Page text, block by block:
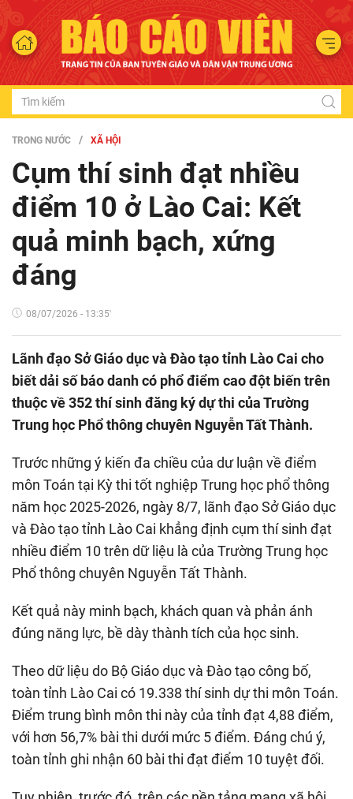
TRONG NƯỚC XÃ HỘI
Cụm thí sinh đạt nhiều
điểm 10 ở Lào Cai: Kết
quả minh bạch, xứng
đáng
08/07/2026 - 13:35'
Lãnh đạo Sở Giáo dục và Đào tạo tỉnh Lào Cai cho
biết dải số báo danh có phổ điểm cao đột biến trên
thuộc về 352 thí sinh đăng ký dự thi của Trường
Trung học Phổ thông chuyên Nguyễn Tất Thành.
Trước những ý kiến đa chiều của dư luận về điểm
môn Toán tại Kỳ thi tốt nghiệp Trung học phổ thông
năm học 2025-2026, ngày 8/7, lãnh đạo Sở Giáo dục
và Đào tạo tỉnh Lào Cai khẳng định cụm thí sinh đạt
nhiều điểm 10 trên dữ liệu là của Trường Trung học
Phổ thông chuyên Nguyễn Tất Thành.
Kết quả này minh bạch, khách quan và phản ánh
đúng năng lực, bề dày thành tích của học sinh.
Theo dữ liệu do Bộ Giáo dục và Đào tạo công bố,
toàn tỉnh Lào Cai có 19.338 thí sinh dự thi môn Toán.
Điểm trung bình môn thi này của tỉnh đạt 4,88 điểm,
với hơn 56,7% bài thi dưới mức 5 điểm. Đáng chú ý,
toàn tỉnh ghi nhận 60 bài thi đạt điểm 10 tuyệt đối.